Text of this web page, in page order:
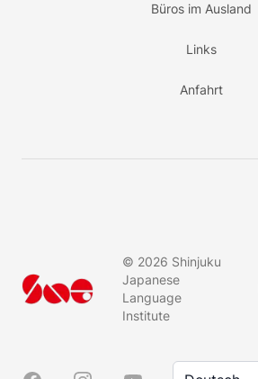
Büros im Ausland
Links
Anfahrt
© 2026 Shinjuku
Japanese
Language
Institute
Sprache/言語